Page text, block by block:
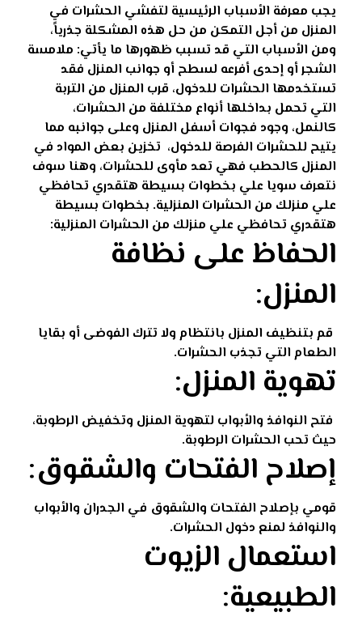
يجب معرفة الأسباب الرئيسية لتفشي الحشرات في
المنزل من أجل التمكن من حل هذه المشكلة جذرياً،
ومن الأسباب التي قد تسبب ظهورها ما يأتي: ملامسة
الشجر أو إحدى أفرعه لسطح أو جوانب المنزل فقد
تستخدمها الحشرات للدخول، قرب المنزل من التربة
التي تحمل بداخلها أنواع مختلفة من الحشرات،
كالنمل، وجود فجوات أسفل المنزل وعلى جوانبه مما
يتيح للحشرات الفرصة للدخول، تخزين بعض المواد في
المنزل كالحطب فهي تعد مأوى للحشرات، وهنا سوف
نتعرف سويا علي بخطوات بسيطة هتقدري تحافظي
علي منزلك من الحشرات المنزلية. بخطوات بسيطة
هتقدري تحافظي علي منزلك من الحشرات المنزلية:
الحفاظ على نظافة
المنزل:
قم بتنظيف المنزل بانتظام ولا تترك الفوضى أو بقايا
الطعام التي تجذب الحشرات.
تهوية المنزل:
فتح النوافذ والأبواب لتهوية المنزل وتخفيض الرطوبة،
حيث تحب الحشرات الرطوبة.
إصلاح الفتحات والشقوق:
قومي بإصلاح الفتحات والشقوق في الجدران والأبواب
والنوافذ لمنع دخول الحشرات.
استعمال الزيوت
الطبيعية: